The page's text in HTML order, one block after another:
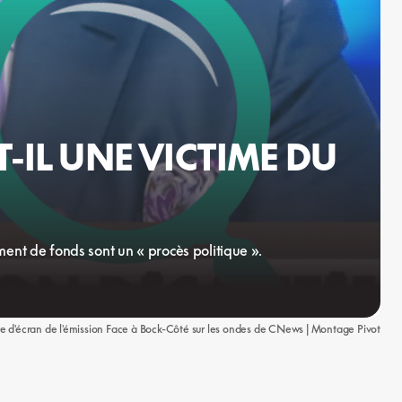
IL UNE VICTIME DU
de fonds sont un « procès politique ».
d'écran de l'émission Face à Bock-Côté sur les ondes de CNews | Montage Pivot